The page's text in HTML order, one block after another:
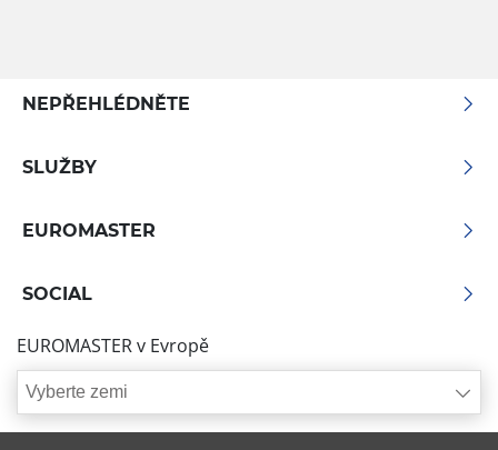
NEPŘEHLÉDNĚTE
SLUŽBY
EUROMASTER
SOCIAL
EUROMASTER v Evropě
Vyberte zemi